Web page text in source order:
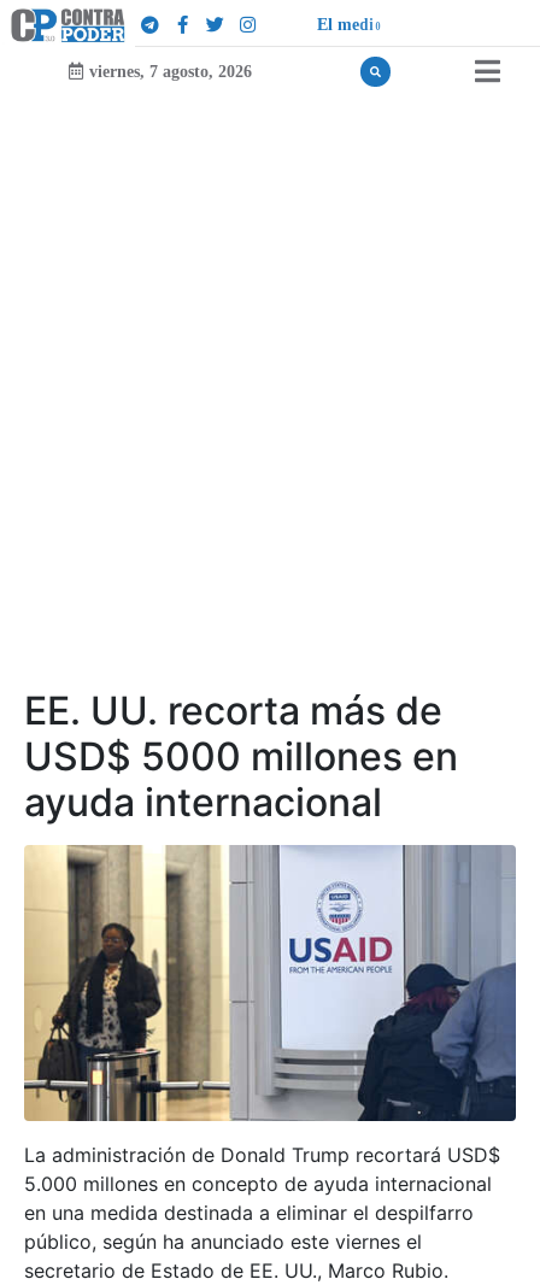
El medio
viernes, 7 agosto, 2026
EE. UU. recorta más de
USD$ 5000 millones en
ayuda internacional
La administración de Donald Trump recortará USD$
5.000 millones en concepto de ayuda internacional
en una medida destinada a eliminar el despilfarro
público, según ha anunciado este viernes el
secretario de Estado de EE. UU., Marco Rubio.